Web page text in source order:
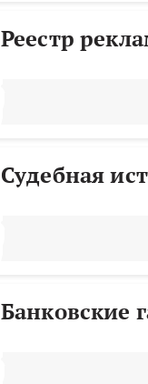
Реестр
Судебная
Банковские